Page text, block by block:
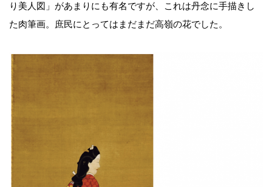
り美人図」があまりにも有名ですが、これは丹念に手描きし
た肉筆画。庶民にとってはまだまだ高嶺の花でした。